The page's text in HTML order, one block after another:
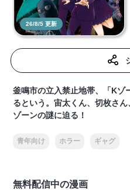
26/8/5 更新
釜鳴市の立入禁止地帯、「Kゾ
るという。宙太くん、切枚さ
ゾーンの謎に迫る！
青年向け ホラー ギャグ
無料配信中の漫画